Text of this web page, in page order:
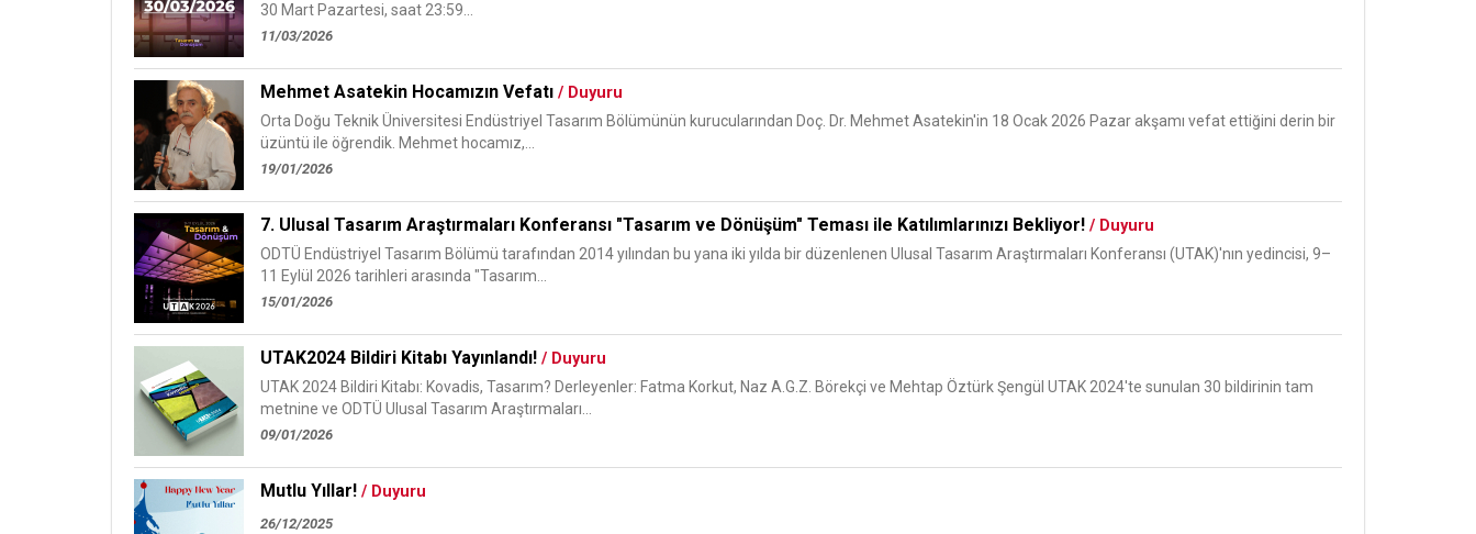
30 Mart Pazartesi, saat 23:59...
11/03/2026
Mehmet Asatekin Hocamızın Vefatı / Duyuru
Orta Doğu Teknik Üniversitesi Endüstriyel Tasarım Bölümünün kurucularından Doç. Dr. Mehmet Asatekin'in 18 Ocak 2026 Pazar akşamı vefat ettiğini derin bir
üzüntü ile öğrendik. Mehmet hocamız,...
19/01/2026
7. Ulusal Tasarım Araştırmaları Konferansı "Tasarım ve Dönüşüm" Teması ile Katılımlarınızı Bekliyor! / Duyuru
ODTÜ Endüstriyel Tasarım Bölümü tarafından 2014 yılından bu yana iki yılda bir düzenlenen Ulusal Tasarım Araştırmaları Konferansı (UTAK)'nın yedincisi, 9–
11 Eylül 2026 tarihleri arasında "Tasarım...
15/01/2026
UTAK2024 Bildiri Kitabı Yayınlandı! / Duyuru
UTAK 2024 Bildiri Kitabı: Kovadis, Tasarım? Derleyenler: Fatma Korkut, Naz A.G.Z. Börekçi ve Mehtap Öztürk Şengül UTAK 2024'te sunulan 30 bildirinin tam
metnine ve ODTÜ Ulusal Tasarım Araştırmaları...
09/01/2026
Mutlu Yıllar! / Duyuru
26/12/2025